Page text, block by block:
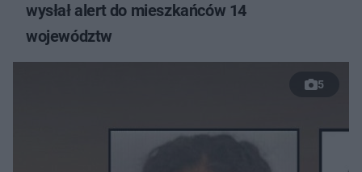
wysłał alert do mieszkańców 14
województw
5